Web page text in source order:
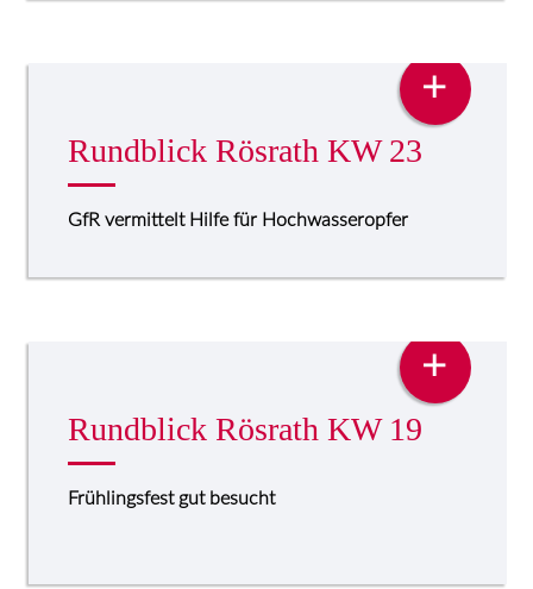
Rundblick Rösrath KW 23
GfR vermittelt Hilfe für Hochwasseropfer
+
Rundblick Rösrath KW 19
Frühlingsfest gut besucht
+